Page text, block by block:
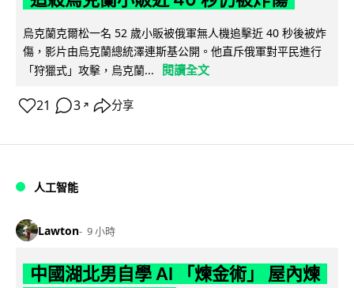
烏克蘭克爾松一名 52 歲小販被俄軍無人機追擊近 40 秒後被炸
傷，影片由烏克蘭總統澤連斯基公開。他直斥俄軍對平民進行
「狩獵式」攻擊，烏克蘭...
閱讀全文
21 3 ↗ 分享
人工智能
Lawton 9 小時
中國湖北男自學 AI 「煉金術」 屋內煉